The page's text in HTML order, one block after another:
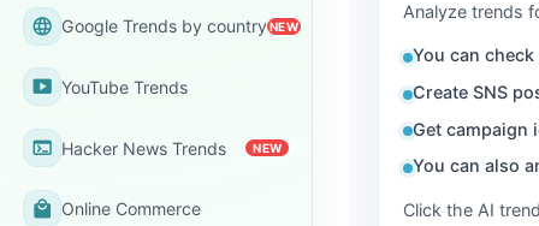
language Google Trends by countryNEW
smart_display YouTube Trends
terminal Hacker News Trends NEW
local_mall Online Commerce
Analyze trends
You can
Create SNS
Get campaign
You can also
Click the AI